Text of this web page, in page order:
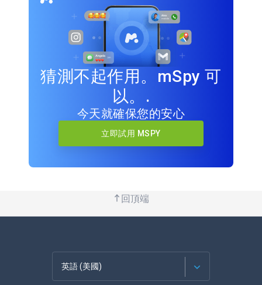
猜測不起作用。mSpy 可
以。.
今天就確保您的安心
立即試用 MSPY
回頂端
英語 (美國)